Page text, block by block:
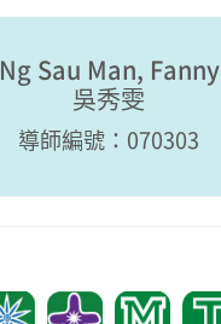
Ng Sau Man, Fanny
吳秀雯
導師編號：070303